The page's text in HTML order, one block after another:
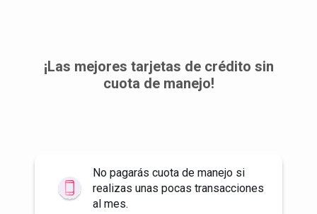
¡Las mejores tarjetas de crédito sin
cuota de manejo!
No pagarás cuota de manejo si
realizas unas pocas transacciones
al mes.